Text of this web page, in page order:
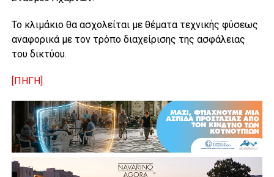
Το κλιμάκιο θα ασχολείται με θέματα τεχνικής φύσεως
αναφορικά με τον τρόπο διαχείρισης της ασφάλειας
του δικτύου.
[ΠΗΓΗ]